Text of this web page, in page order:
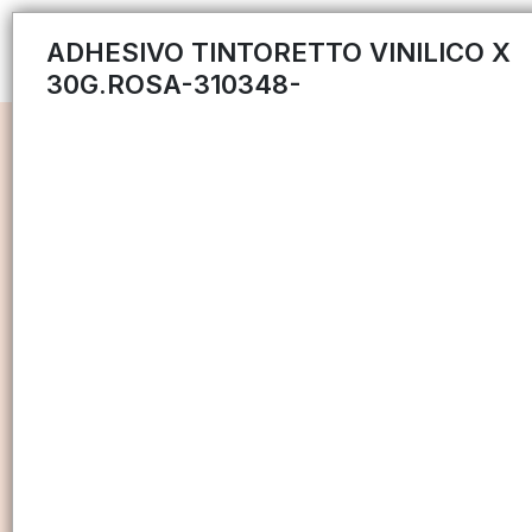
ADHESIVO TINTORETTO VINILICO X
30G.ROSA-310348-